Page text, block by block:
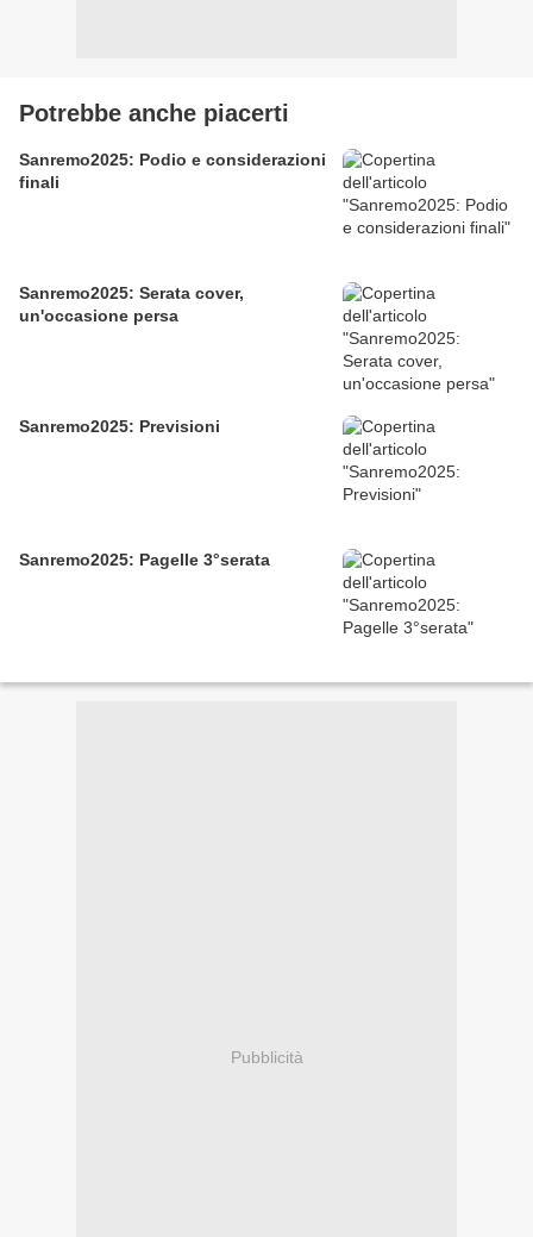
Potrebbe anche piacerti
Sanremo2025: Podio e considerazioni
finali
Sanremo2025: Serata cover,
un'occasione persa
Sanremo2025: Previsioni
Sanremo2025: Pagelle 3°serata
Pubblicità